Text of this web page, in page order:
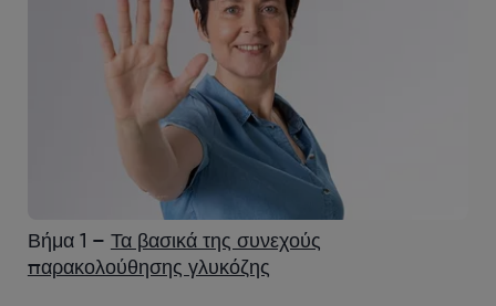
Βήμα 1 – Τα βασικά της συνεχούς
παρακολούθησης γλυκόζης